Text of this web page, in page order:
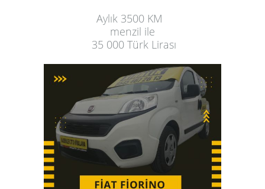
Aylık 3500 KM
menzil ile
35 000 Türk Lirası